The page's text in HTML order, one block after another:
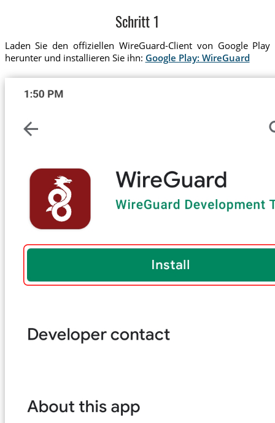
Schritt 1
Laden Sie den offiziellen WireGuard-Client von Google Play
herunter und installieren Sie ihn: Google Play: WireGuard